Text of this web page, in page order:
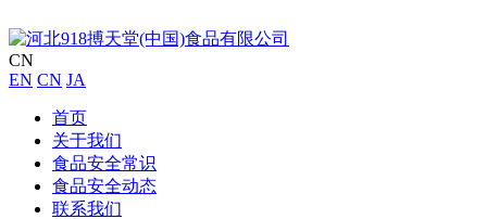
CN
EN CN JA
首页
关于我们
食品安全常识
食品安全动态
联系我们